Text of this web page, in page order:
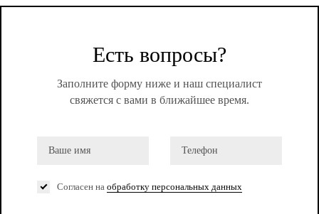
Есть вопросы?
Заполните форму ниже и наш специалист
свяжется с вами в ближайшее время.
Согласен на обработку персональных данных